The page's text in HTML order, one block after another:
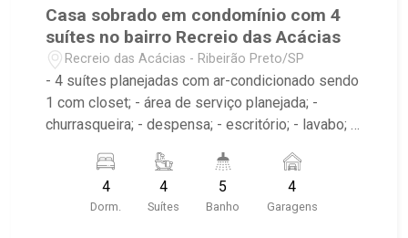
Casa sobrado em condomínio com 4
suítes no bairro Recreio das Acácias
Recreio das Acácias - Ribeirão Preto/SP
- 4 suítes planejadas com ar-condicionado sendo
1 com closet; - área de serviço planejada; -
churrasqueira; - despensa; - escritório; - lavabo; -
sala 2 ambientes com ar-condicionado; - 5
banheiros planejados com box e espelho; -
próximo ao Yakin, Villa Sucreê, MB Fit Academia
4
Dorm.
4
Suítes
5
Banho
4
Garagens